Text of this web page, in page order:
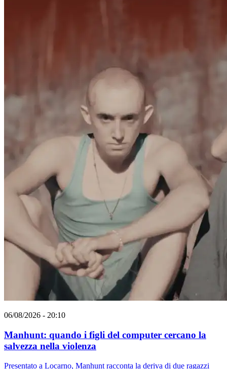
06/08/2026 - 20:10
Manhunt: quando i figli del computer cercano la
salvezza nella violenza
Presentato a Locarno, Manhunt racconta la deriva di due ragazzi